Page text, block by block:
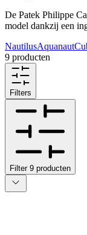
De Patek Philippe
model dankzij een
NautilusAquanaut
9 producten
Filters
Filter 9 producten